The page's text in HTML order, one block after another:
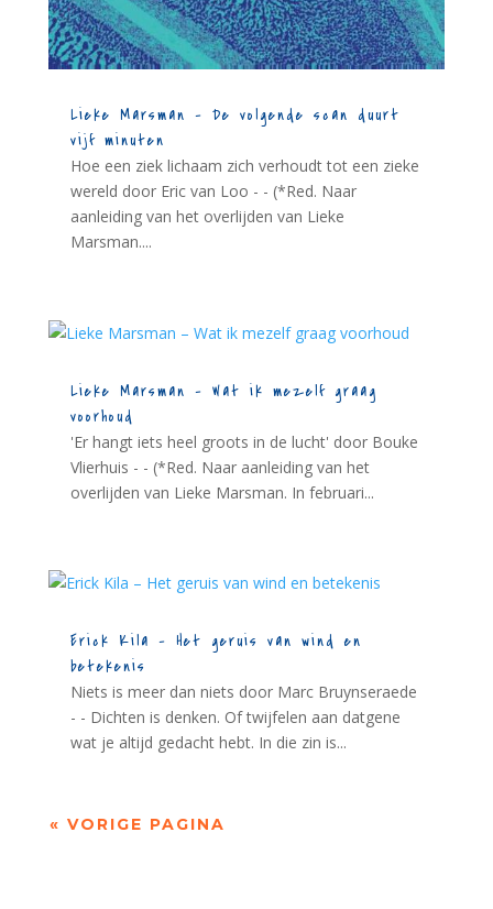
Lieke Marsman – De volgende scan duurt
vijf minuten
Hoe een ziek lichaam zich verhoudt tot een zieke
wereld door Eric van Loo - - (*Red. Naar
aanleiding van het overlijden van Lieke
Marsman....
Lieke Marsman – Wat ik mezelf graag
voorhoud
'Er hangt iets heel groots in de lucht' door Bouke
Vlierhuis - - (*Red. Naar aanleiding van het
overlijden van Lieke Marsman. In februari...
Erick Kila – Het geruis van wind en
betekenis
Niets is meer dan niets door Marc Bruynseraede
- - Dichten is denken. Of twijfelen aan datgene
wat je altijd gedacht hebt. In die zin is...
« VORIGE PAGINA